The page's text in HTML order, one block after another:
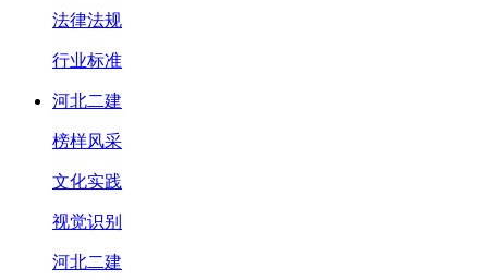
法律法规
行业标准
河北二建
榜样风采
文化实践
视觉识别
河北二建